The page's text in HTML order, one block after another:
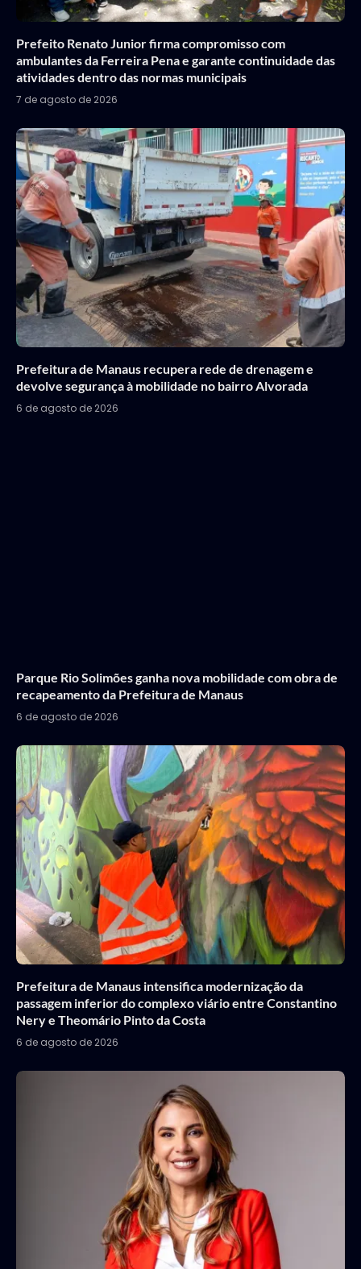
Prefeito Renato Junior firma compromisso com
ambulantes da Ferreira Pena e garante continuidade das
atividades dentro das normas municipais
7 de agosto de 2026
Prefeitura de Manaus recupera rede de drenagem e
devolve segurança à mobilidade no bairro Alvorada
6 de agosto de 2026
Parque Rio Solimões ganha nova mobilidade com obra de
recapeamento da Prefeitura de Manaus
6 de agosto de 2026
Prefeitura de Manaus intensifica modernização da
passagem inferior do complexo viário entre Constantino
Nery e Theomário Pinto da Costa
6 de agosto de 2026